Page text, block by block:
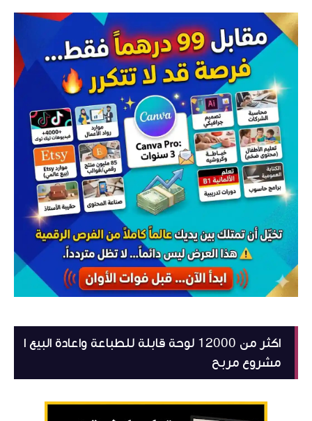
اكثر من 12000 لوحة قابلة للطباعة واعادة البيع ا
مشروع مربح